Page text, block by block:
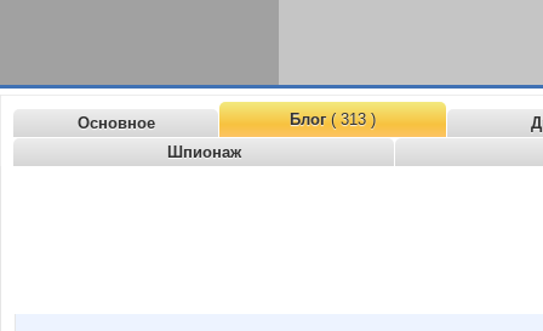
Основное Блог( 313 )
Шпионаж